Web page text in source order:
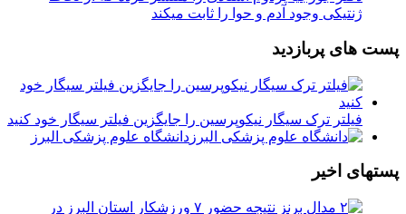
ژنتیکی وجود آدم و حوا را ثابت میکند
پست های پربازدید
فیلتر ترک سیگار نیکوپرسین را جایگزین فیلتر سیگار خود کنید
دانشگاه علوم پزشکی البرز
پستهای اخیر